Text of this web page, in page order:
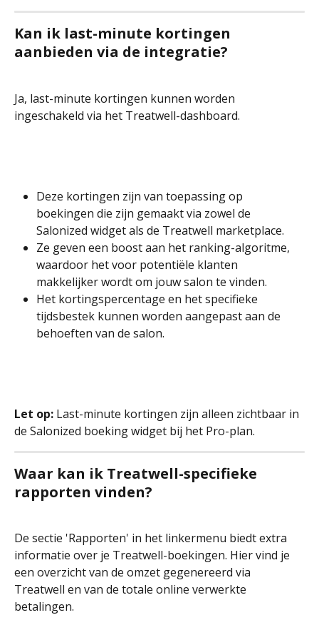
Kan ik last-minute kortingen
aanbieden via de integratie?
Ja, last-minute kortingen kunnen worden
ingeschakeld via het Treatwell-dashboard.
Deze kortingen zijn van toepassing op
boekingen die zijn gemaakt via zowel de
Salonized widget als de Treatwell marketplace.
Ze geven een boost aan het ranking-algoritme,
waardoor het voor potentiële klanten
makkelijker wordt om jouw salon te vinden.
Het kortingspercentage en het specifieke
tijdsbestek kunnen worden aangepast aan de
behoeften van de salon.
Let op: Last-minute kortingen zijn alleen zichtbaar in
de Salonized boeking widget bij het Pro-plan.
Waar kan ik Treatwell-specifieke
rapporten vinden?
De sectie 'Rapporten' in het linkermenu biedt extra
informatie over je Treatwell-boekingen. Hier vind je
een overzicht van de omzet gegenereerd via
Treatwell en van de totale online verwerkte
betalingen.